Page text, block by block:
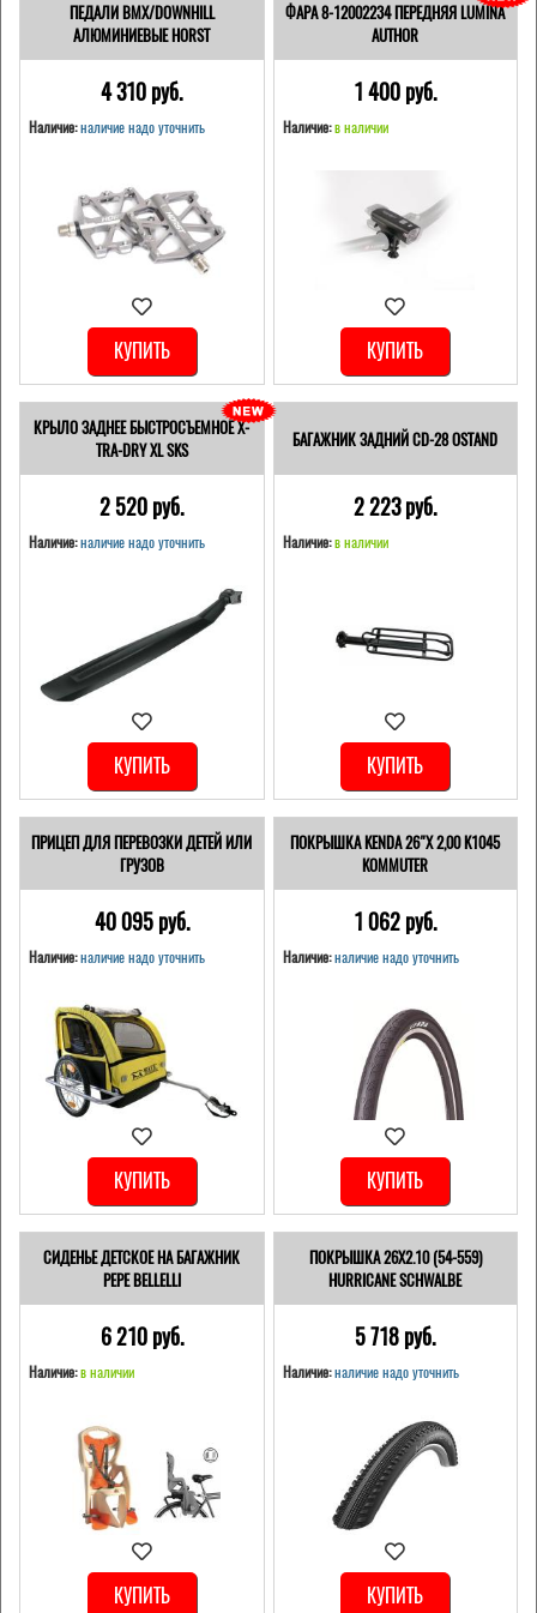
ПЕДАЛИ BMX/DOWNHILL
АЛЮМИНИЕВЫЕ HORST
4 310 pуб.
Наличие:наличие надо уточнить
КУПИТЬ
ФАРА 8-12002234 ПЕРЕДНЯЯ LUMINA
AUTHOR
1 400 pуб.
Наличие: в наличии
КУПИТЬ
КРЫЛО ЗАДНЕЕ БЫСТРОСЪЕМНОЕ X-
TRA-DRY XL SKS
2 520 pуб.
Наличие:наличие надо уточнить
КУПИТЬ
БАГАЖНИК ЗАДНИЙ CD-28 OSTAND
2 223 pуб.
Наличие: в наличии
КУПИТЬ
ПРИЦЕП ДЛЯ ПЕРЕВОЗКИ ДЕТЕЙ ИЛИ
ГРУЗОВ
40 095 pуб.
Наличие:наличие надо уточнить
КУПИТЬ
ПОКРЫШКА KENDA 26"Х 2,00 K1045
KOMMUTER
1 062 pуб.
Наличие: наличие надо уточнить
КУПИТЬ
СИДЕНЬЕ ДЕТСКОЕ НА БАГАЖНИК
PEPE BELLELLI
6 210 pуб.
Наличие:в наличии
КУПИТЬ
ПОКРЫШКА 26X2.10 (54-559)
HURRICANE SCHWALBE
5 718 pуб.
Наличие: наличие надо уточнить
КУПИТЬ